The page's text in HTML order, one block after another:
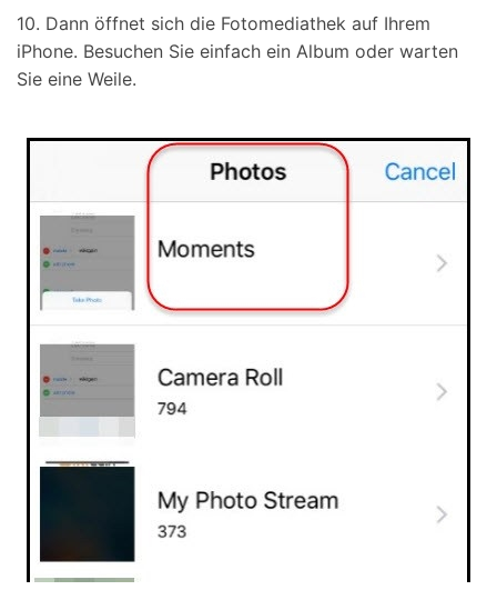
10. Dann öffnet sich die Fotomediathek auf Ihrem
iPhone. Besuchen Sie einfach ein Album oder warten
Sie eine Weile.